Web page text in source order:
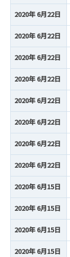
2020年 6月22日
2020年 6月22日
2020年 6月22日
2020年 6月22日
2020年 6月22日
2020年 6月22日
2020年 6月22日
2020年 6月22日
2020年 6月15日
2020年 6月15日
2020年 6月15日
2020年 6月15日